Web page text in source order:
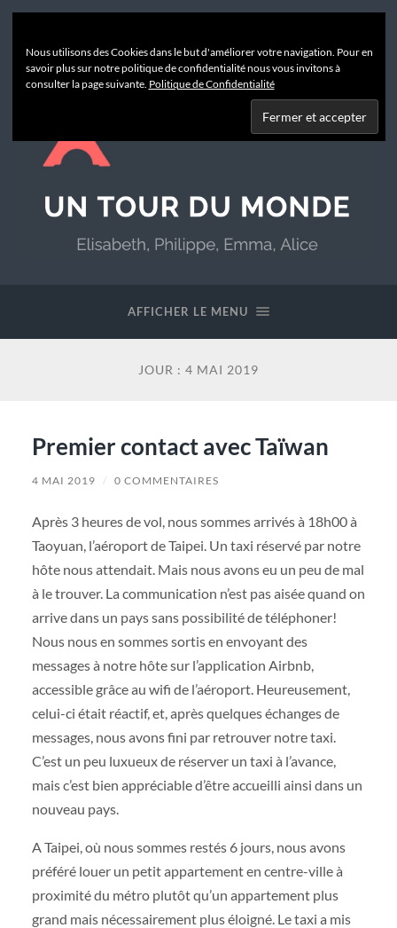
AFFICHER LE MENU
JOUR : 4 MAI 2019
Premier contact avec Taïwan
4 MAI 2019 / 0 COMMENTAIRES
Après 3 heures de vol, nous sommes arrivés à 18h00 à
Taoyuan, l’aéroport de Taipei. Un taxi réservé par notre
hôte nous attendait. Mais nous avons eu un peu de mal
à le trouver. La communication n’est pas aisée quand on
arrive dans un pays sans possibilité de téléphoner!
Nous nous en sommes sortis en envoyant des
messages à notre hôte sur l’application Airbnb,
accessible grâce au wifi de l’aéroport. Heureusement,
celui-ci était réactif, et, après quelques échanges de
messages, nous avons fini par retrouver notre taxi.
C’est un peu luxueux de réserver un taxi à l’avance,
mais c’est bien appréciable d’être accueilli ainsi dans un
nouveau pays.
A Taipei, où nous sommes restés 6 jours, nous avons
préféré louer un petit appartement en centre-ville à
proximité du métro plutôt qu’un appartement plus
grand mais nécessairement plus éloigné. Le taxi a mis
Nous utilisons des Cookies dans le but d'améliorer votre navigation. Pour en
savoir plus sur notre politique de confidentialité nous vous invitons à
consulter la page suivante. Politique de Confidentialité